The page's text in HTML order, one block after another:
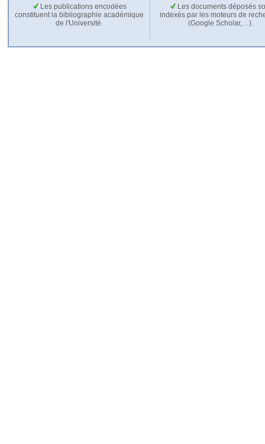
Les publications encodées
constituent la bibliographie académique
de l'Université.
Les documents déposés
indexés par les moteurs de
(Google Scholar,…).